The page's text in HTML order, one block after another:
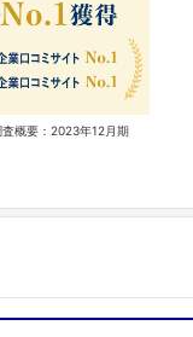
概要：2023年12月期